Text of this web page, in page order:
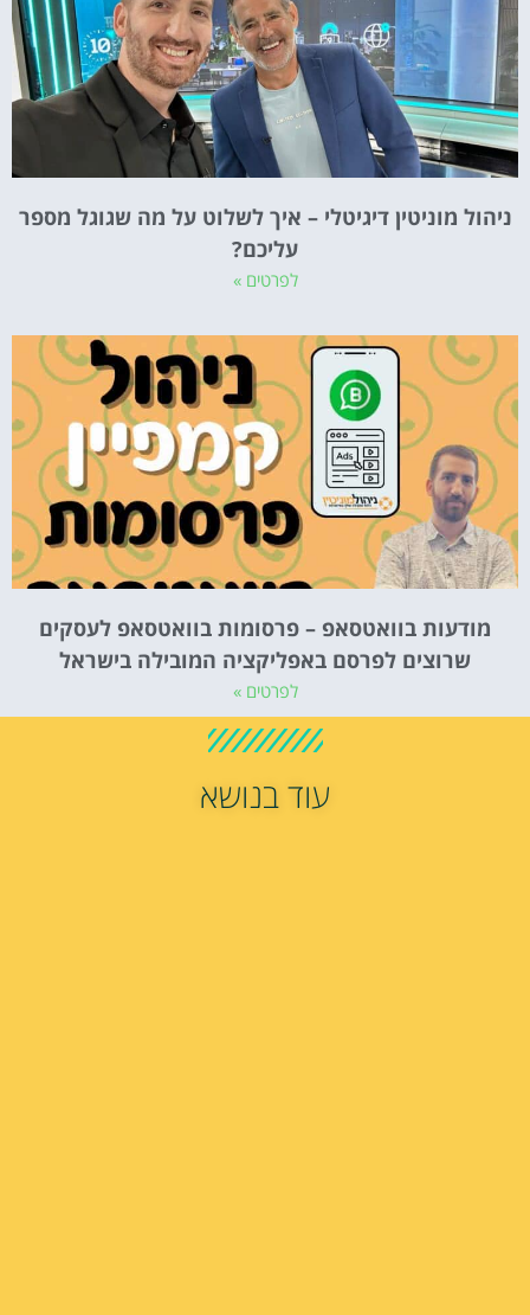
ניהול מוניטין דיגיטלי – איך לשלוט על מה שגוגל מספר
עליכם?
לפרטים »
מודעות בוואטסאפ – פרסומות בוואטסאפ לעסקים
שרוצים לפרסם באפליקציה המובילה בישראל
לפרטים »
עוד בנושא